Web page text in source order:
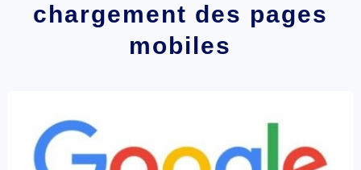
chargement des pages
mobiles